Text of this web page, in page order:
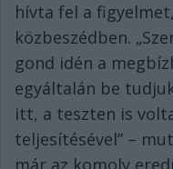
hívta fel a
közbeszédben.
gond idén a
egyáltalán be
itt, a teszten is
teljesítésével” –